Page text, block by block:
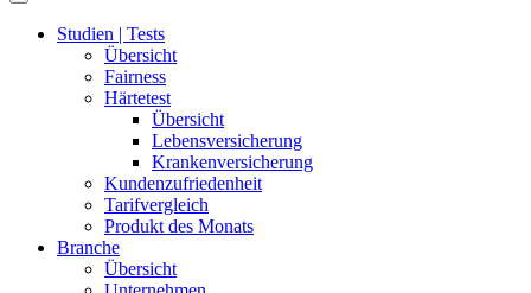
Studien | Tests
Übersicht
Fairness
Härtetest
Übersicht
Lebensversicherung
Krankenversicherung
Kundenzufriedenheit
Tarifvergleich
Produkt des Monats
Branche
Übersicht